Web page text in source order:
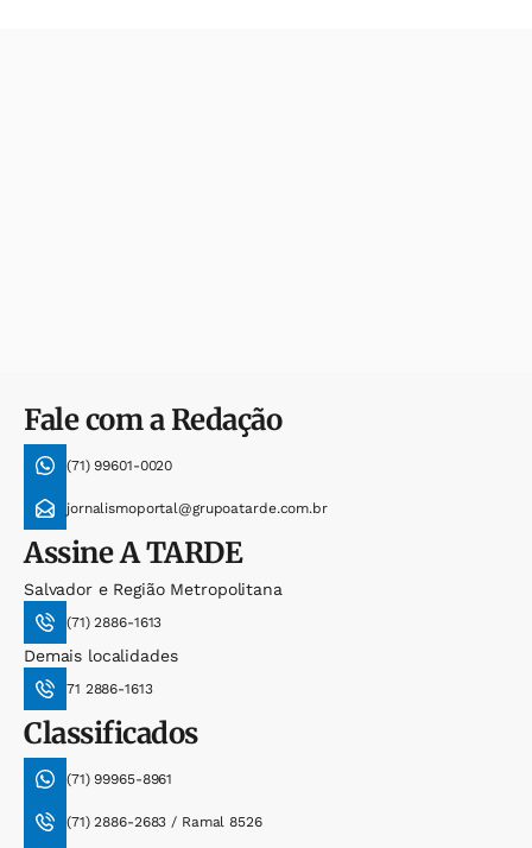
Fale com a Redação
(71) 99601-0020
jornalismoportal@grupoatarde.com.br
AssineA TARDE
Salvador e Região Metropolitana
(71) 2886-1613
Demais localidades
71 2886-1613
Classificados
(71) 99965-8961
(71) 2886-2683 / Ramal 8526